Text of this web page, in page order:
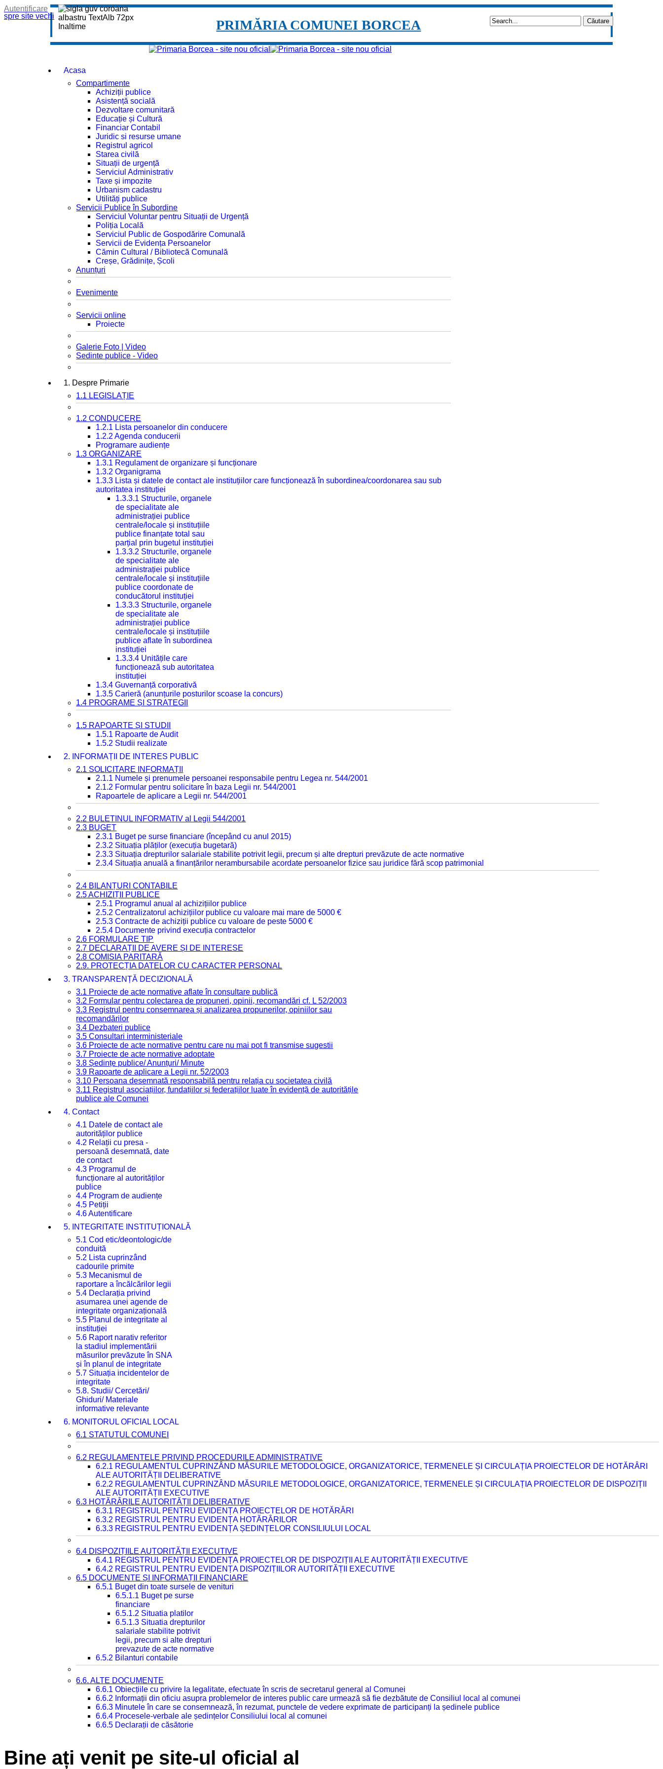
spre site vechi
Autentificare
PRIMĂRIA COMUNEI BORCEA
Acasa
Compartimente
Achiziții publice
Asistență socială
Dezvoltare comunitară
Educație și Cultură
Financiar Contabil
Juridic si resurse umane
Registrul agricol
Starea civilă
Situații de urgență
Serviciul Administrativ
Taxe și impozite
Urbanism cadastru
Utilități publice
Servicii Publice în Subordine
Serviciul Voluntar pentru Situații de Urgență
Poliția Locală
Serviciul Public de Gospodărire Comunală
Servicii de Evidența Persoanelor
Cămin Cultural / Bibliotecă Comunală
Creșe, Grădinițe, Școli
Anunțuri
Evenimente
Servicii online
Proiecte
Galerie Foto | Video
Sedinte publice - Video
1. Despre Primarie
1.1 LEGISLAȚIE
1.2 CONDUCERE
1.2.1 Lista persoanelor din conducere
1.2.2 Agenda conducerii
Programare audiențe
1.3 ORGANIZARE
1.3.1 Regulament de organizare și funcționare
1.3.2 Organigrama
1.3.3 Lista și datele de contact ale instituțiilor care funcționează în subordinea/coordonarea sau sub
autoritatea instituției
1.3.3.1 Structurile, organele
de specialitate ale
administrației publice
centrale/locale și instituțiile
publice finanțate total sau
parțial prin bugetul instituției
1.3.3.2 Structurile, organele
de specialitate ale
administrației publice
centrale/locale și instituțiile
publice coordonate de
conducătorul instituției
1.3.3.3 Structurile, organele
de specialitate ale
administrației publice
centrale/locale și instituțiile
publice aflate în subordinea
instituției
1.3.3.4 Unitățile care
funcționează sub autoritatea
instituției
1.3.4 Guvernanță corporativă
1.3.5 Carieră (anunțurile posturilor scoase la concurs)
1.4 PROGRAME ȘI STRATEGII
1.5 RAPOARTE ȘI STUDII
1.5.1 Rapoarte de Audit
1.5.2 Studii realizate
2. INFORMAȚII DE INTERES PUBLIC
2.1 SOLICITARE INFORMAȚII
2.1.1 Numele și prenumele persoanei responsabile pentru Legea nr. 544/2001
2.1.2 Formular pentru solicitare în baza Legii nr. 544/2001
Rapoartele de aplicare a Legii nr. 544/2001
2.2 BULETINUL INFORMATIV al Legii 544/2001
2.3 BUGET
2.3.1 Buget pe surse financiare (începând cu anul 2015)
2.3.2 Situația plăților (execuția bugetară)
2.3.3 Situația drepturilor salariale stabilite potrivit legii, precum și alte drepturi prevăzute de acte normative
2.3.4 Situația anuală a finanțărilor nerambursabile acordate persoanelor fizice sau juridice fără scop patrimonial
2.4 BILANȚURI CONTABILE
2.5 ACHIZIȚII PUBLICE
2.5.1 Programul anual al achizițiilor publice
2.5.2 Centralizatorul achizițiilor publice cu valoare mai mare de 5000 €
2.5.3 Contracte de achiziții publice cu valoare de peste 5000 €
2.5.4 Documente privind execuția contractelor
2.6 FORMULARE TIP
2.7 DECLARAȚII DE AVERE ȘI DE INTERESE
2.8 COMISIA PARITARĂ
2.9. PROTECȚIA DATELOR CU CARACTER PERSONAL
3. TRANSPARENȚĂ DECIZIONALĂ
3.1 Proiecte de acte normative aflate în consultare publică
3.2 Formular pentru colectarea de propuneri, opinii, recomandări cf. L 52/2003
3.3 Registrul pentru consemnarea și analizarea propunerilor, opiniilor sau
recomandărilor
3.4 Dezbateri publice
3.5 Consultari interministeriale
3.6 Proiecte de acte normative pentru care nu mai pot fi transmise sugestii
3.7 Proiecte de acte normative adoptate
3.8 Ședințe publice/ Anunțuri/ Minute
3.9 Rapoarte de aplicare a Legii nr. 52/2003
3.10 Persoana desemnată responsabilă pentru relația cu societatea civilă
3.11 Registrul asociațiilor, fundațiilor și federațiilor luate în evidență de autoritățile
publice ale Comunei
4. Contact
4.1 Datele de contact ale
autorităților publice
4.2 Relații cu presa -
persoană desemnată, date
de contact
4.3 Programul de
funcționare al autorităților
publice
4.4 Program de audiențe
4.5 Petiții
4.6 Autentificare
5. INTEGRITATE INSTITUȚIONALĂ
5.1 Cod etic/deontologic/de
conduită
5.2 Lista cuprinzând
cadourile primite
5.3 Mecanismul de
raportare a încălcărilor legii
5.4 Declarația privind
asumarea unei agende de
integritate organizațională
5.5 Planul de integritate al
instituției
5.6 Raport narativ referitor
la stadiul implementării
măsurilor prevăzute în SNA
și în planul de integritate
5.7 Situația incidentelor de
integritate
5.8. Studii/ Cercetări/
Ghiduri/ Materiale
informative relevante
6. MONITORUL OFICIAL LOCAL
6.1 STATUTUL COMUNEI
6.2 REGULAMENTELE PRIVIND PROCEDURILE ADMINISTRATIVE
6.2.1 REGULAMENTUL CUPRINZÂND MĂSURILE METODOLOGICE, ORGANIZATORICE, TERMENELE ȘI CIRCULAȚIA PROIECTELOR DE HOTĂRÂRI
ALE AUTORITĂȚII DELIBERATIVE
6.2.2 REGULAMENTUL CUPRINZÂND MĂSURILE METODOLOGICE, ORGANIZATORICE, TERMENELE ȘI CIRCULAȚIA PROIECTELOR DE DISPOZIȚII
ALE AUTORITĂȚII EXECUTIVE
6.3 HOTĂRÂRILE AUTORITĂȚII DELIBERATIVE
6.3.1 REGISTRUL PENTRU EVIDENȚA PROIECTELOR DE HOTĂRÂRI
6.3.2 REGISTRUL PENTRU EVIDENȚA HOTĂRÂRILOR
6.3.3 REGISTRUL PENTRU EVIDENȚA ȘEDINȚELOR CONSILIULUI LOCAL
6.4 DISPOZIȚIILE AUTORITĂȚII EXECUTIVE
6.4.1 REGISTRUL PENTRU EVIDENȚA PROIECTELOR DE DISPOZIȚII ALE AUTORITĂȚII EXECUTIVE
6.4.2 REGISTRUL PENTRU EVIDENȚA DISPOZIȚIILOR AUTORITĂȚII EXECUTIVE
6.5 DOCUMENTE ȘI INFORMAȚII FINANCIARE
6.5.1 Buget din toate sursele de venituri
6.5.1.1 Buget pe surse
financiare
6.5.1.2 Situatia platilor
6.5.1.3 Situatia drepturilor
salariale stabilite potrivit
legii, precum si alte drepturi
prevazute de acte normative
6.5.2 Bilanturi contabile
6.6. ALTE DOCUMENTE
6.6.1 Obiecțiile cu privire la legalitate, efectuate în scris de secretarul general al Comunei
6.6.2 Informații din oficiu asupra problemelor de interes public care urmează să fie dezbătute de Consiliul local al comunei
6.6.3 Minutele în care se consemnează, în rezumat, punctele de vedere exprimate de participanți la ședinele publice
6.6.4 Procesele-verbale ale ședințelor Consiliului local al comunei
6.6.5 Declarații de căsătorie
Bine ați venit pe site-ul oficial al